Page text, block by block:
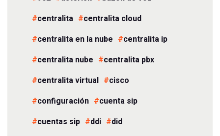
centralita
centralita cloud
centralita en la nube
centralita ip
centralita nube
centralita pbx
centralita virtual
cisco
configuración
cuenta sip
cuentas sip
ddi
did